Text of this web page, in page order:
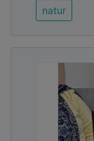
natur